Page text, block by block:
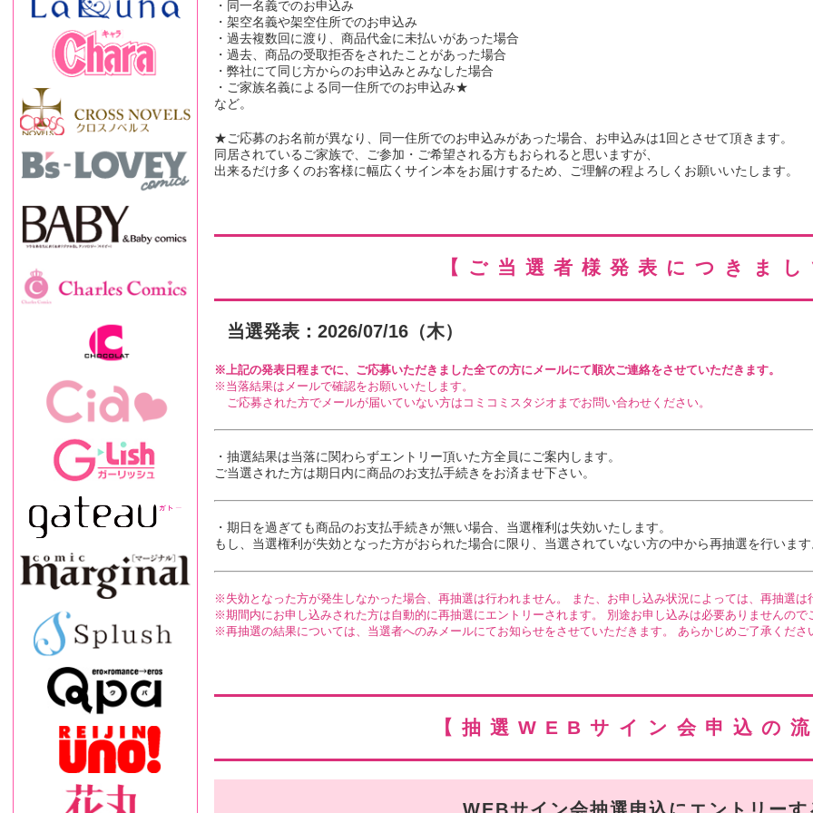
・同一名義でのお申込み
・架空名義や架空住所でのお申込み
・過去複数回に渡り、商品代金に未払いがあった場合
・過去、商品の受取拒否をされたことがあった場合
・弊社にて同じ方からのお申込みとみなした場合
・ご家族名義による同一住所でのお申込み★
など。
★ご応募のお名前が異なり、同一住所でのお申込みがあった場合、お申込みは1回とさせて頂きます。
同居されているご家族で、ご参加・ご希望される方もおられると思いますが、
出来るだけ多くのお客様に幅広くサイン本をお届けするため、ご理解の程よろしくお願いいたします。
【ご当選者様発表につきま
当選発表：2026/07/16（木）
上記の発表日程までに、ご応募いただきました全ての方にメールにて順次ご連絡をさせていただきます。
当落結果はメールで確認をお願いいたします。
ご応募された方でメールが届いていない方はコミコミスタジオまでお問い合わせください。
・抽選結果は当落に関わらずエントリー頂いた方全員にご案内します。
ご当選された方は期日内に商品のお支払手続き をお済ませ下さい。
・期日を過ぎても商品のお支払手続きが無い場合、当選権利は失効いたします。
もし、当選権利が失効となった方がおられた場合に限り、当選されていない方の中から再抽選を行いま
失効となった方が発生しなかった場合、再抽選は行われません。 また、お申し込み状況によっては、再抽選
期間内にお申し込みされた方は自動的に再抽選にエントリーされます。 別途お申し込みは必要ありませんので
再抽選の結果については、当選者へのみメールにてお知らせをさせていただきます。 あらかじめご了承くださ
【抽選WEBサイン会申込の